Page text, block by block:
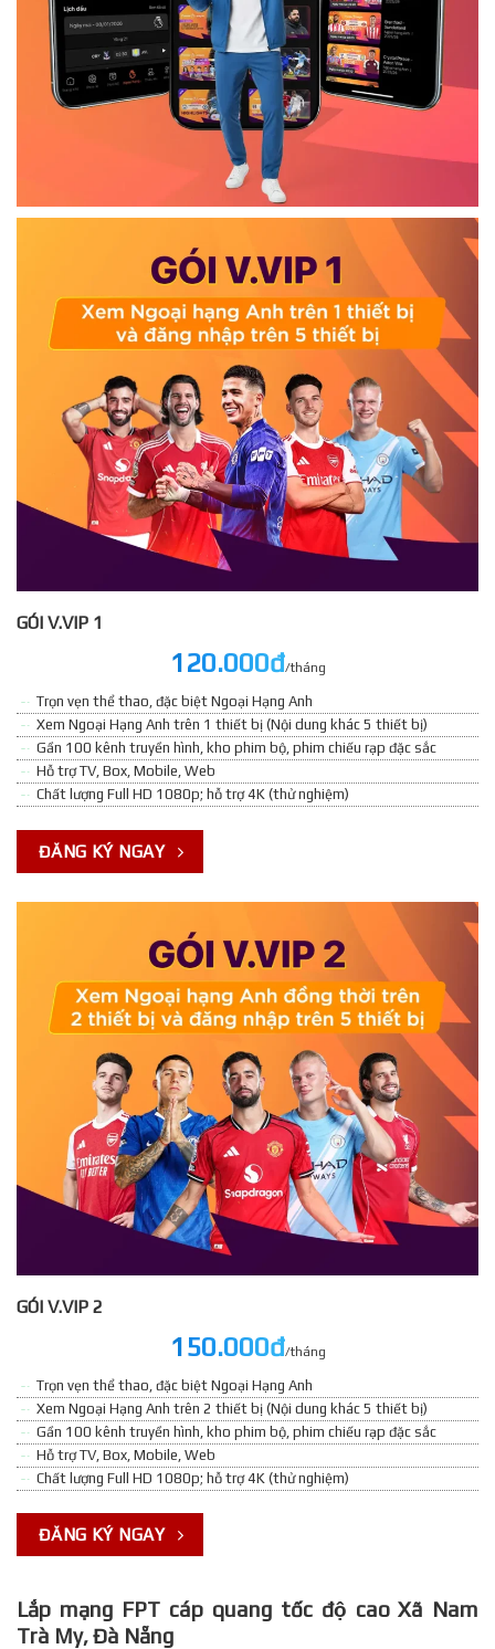
GÓI V.VIP 1
120.000đ/tháng
Trọn vẹn thể thao, đặc biệt Ngoại Hạng Anh
Xem Ngoại Hạng Anh trên 1 thiết bị (Nội dung khác 5 thiết bị)
Gần 100 kênh truyền hình, kho phim bộ, phim chiếu rạp đặc sắc
Hỗ trợ TV, Box, Mobile, Web
Chất lượng Full HD 1080p; hỗ trợ 4K (thử nghiệm)
ĐĂNG KÝ NGAY
GÓI V.VIP 2
150.000đ/tháng
Trọn vẹn thể thao, đặc biệt Ngoại Hạng Anh
Xem Ngoại Hạng Anh trên 2 thiết bị (Nội dung khác 5 thiết bị)
Gần 100 kênh truyền hình, kho phim bộ, phim chiếu rạp đặc sắc
Hỗ trợ TV, Box, Mobile, Web
Chất lượng Full HD 1080p; hỗ trợ 4K (thử nghiệm)
ĐĂNG KÝ NGAY
Lắp mạng FPT cáp quang tốc độ cao Xã Nam
Trà My, Đà Nẵng